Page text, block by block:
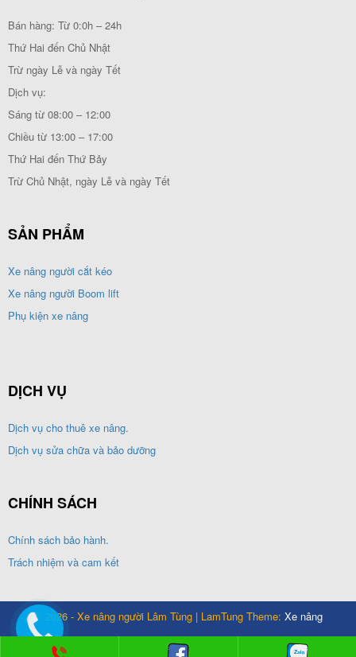
Bán hàng: Từ 0:0h – 24h
Thứ Hai đến Chủ Nhật
Trừ ngày Lễ và ngày Tết
Dịch vụ:
Sáng từ 08:00 – 12:00
Chiều từ 13:00 – 17:00
Thứ Hai đến Thứ Bảy
Trừ Chủ Nhật, ngày Lễ và ngày Tết
SẢN PHẨM
Xe nâng người cắt kéo
Xe nâng người Boom lift
Phụ kiện xe nâng
DỊCH VỤ
Dịch vụ cho thuê xe nâng.
Dịch vụ sửa chữa và bảo dưỡng
CHÍNH SÁCH
Chính sách bảo hành.
Trách nhiệm và cam kết
© 2026 - Xe nâng người Lâm Tùng | LamTung Theme: Xe nâng